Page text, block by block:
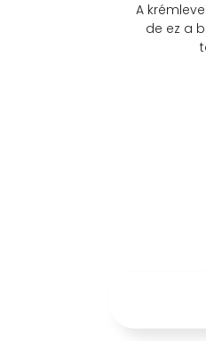
A
de ez a